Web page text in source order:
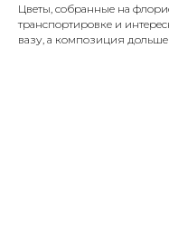
Цветы, собранные на
транспортировке и
вазу, а композиция дольше